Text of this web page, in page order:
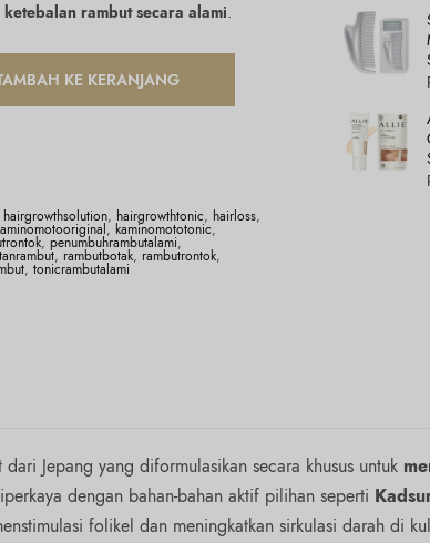
rambut secara alami.
KE KERANJANG
hairgrowthsolution, hairgrowthtonic, hairloss,
, kaminomototonic,
, penumbuhrambutalami,
, rambutbotak, rambutrontok,
, tonicrambutalami
Jepang yang diformulasikan secara khusus untuk
dengan bahan-bahan aktif pilihan seperti
folikel dan meningkatkan sirkulasi darah di